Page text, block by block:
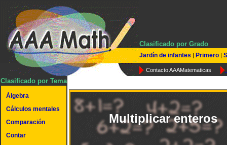
Clasificado por Grado
Jardín de infantes | Primero |
Contacto AAAMatematicas
Clasificado por Tema
Álgebra
Cálculos mentales
Comparación
Contar
Multiplicar enteros